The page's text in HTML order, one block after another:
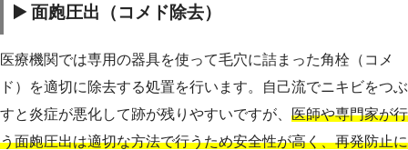
▶️ 面皰圧出（コメド除去）
医療機関では専用の器具を使って毛穴に詰まった角栓（コメ
ド）を適切に除去する処置を行います。自己流でニキビをつぶ
すと炎症が悪化して跡が残りやすいですが、 医師や専門家が行
う面皰圧出は適切な方法で行うため安全性が高く、再発防止に